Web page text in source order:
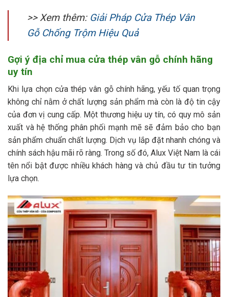
>> Xem thêm: Giải Pháp Cửa Thép Vân
Gỗ Chống Trộm Hiệu Quả
Gợi ý địa chỉ mua cửa thép vân gỗ chính hãng
uy tín
Khi lựa chọn cửa thép vân gỗ chính hãng, yếu tố quan trọng
không chỉ nằm ở chất lượng sản phẩm mà còn là độ tin cậy
của đơn vị cung cấp. Một thương hiệu uy tín, có quy mô sản
xuất và hệ thống phân phối mạnh mẽ sẽ đảm bảo cho bạn
sản phẩm chuẩn chất lượng. Dịch vụ lắp đặt nhanh chóng và
chính sách hậu mãi rõ ràng. Trong số đó, Alux Việt Nam là cái
tên nổi bật được nhiều khách hàng và chủ đầu tư tin tưởng
lựa chọn.